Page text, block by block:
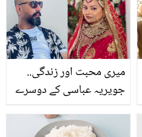
میری محبت اور زندگی..
جویریہ عباسی کے دوسرے